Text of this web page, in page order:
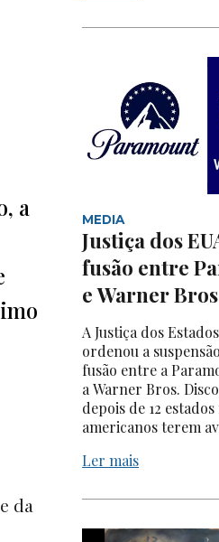
a
da
MEDIA
Justiça dos
fusão entre
e Warner
A Justiça dos
ordenou a
fusão entre a
a Warner Bros.
depois de 12
americanos terem
Ler mais